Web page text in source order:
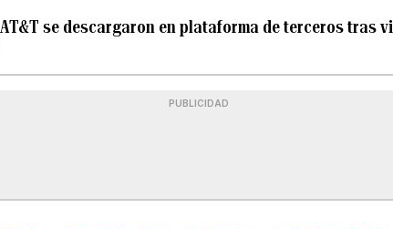
se descargaron en plataforma de terceros tras
PUBLICIDAD